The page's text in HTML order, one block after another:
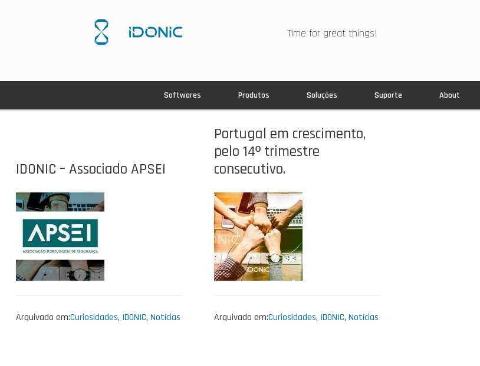
Time for great things!
Softwares Produtos Soluções Suporte About
IDONIC – Associado APSEI
Arquivado em:Curiosidades, IDONIC, Notícias
Portugal em crescimento,
pelo 14º trimestre
consecutivo.
Arquivado em:Curiosidades, IDONIC, Notícias